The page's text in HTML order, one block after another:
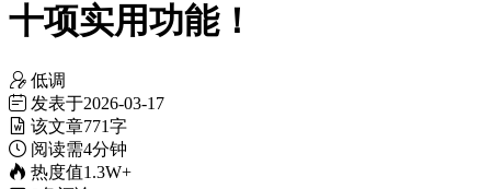
十项实用功能！
低调
发表于2026-03-17
该文章771字
阅读需4分钟
热度值1.3W+